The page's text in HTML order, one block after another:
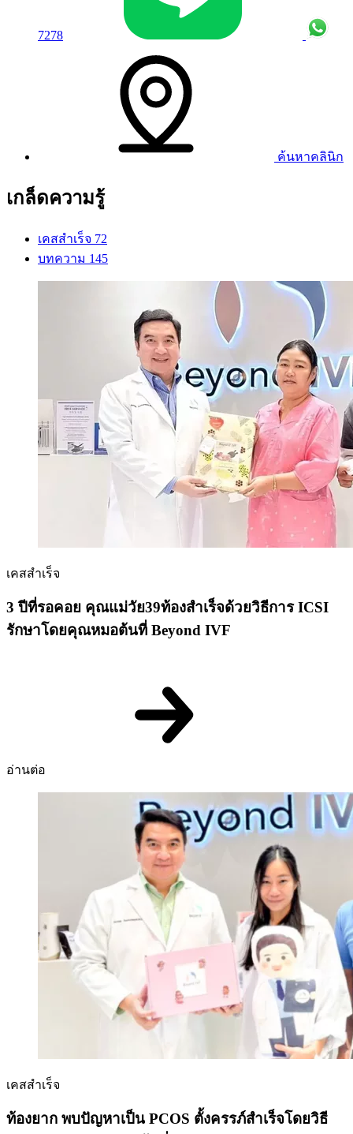
7278
ค้นหาคลินิก
เกล็ดความรู้
เคสสำเร็จ 72
บทความ 145
เคสสำเร็จ
3 ปีที่รอคอย คุณแม่วัย39ท้องสำเร็จด้วยวิธีการ ICSI
รักษาโดยคุณหมอต้นที่ Beyond IVF
อ่านต่อ
เคสสำเร็จ
ท้องยาก พบปัญหาเป็น PCOS ตั้งครรภ์สำเร็จโดยวิธี